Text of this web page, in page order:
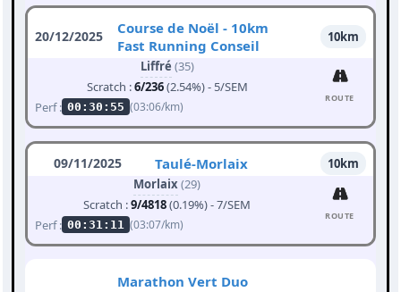
20/12/2025
Course de Noël - 10km
Fast Running Conseil
10km
Liffré (35)
Scratch :6/236(2.54%) - 5/SEM
Perf : 00:30:55 (03:06/km)
ROUTE
09/11/2025 Taulé-Morlaix
10km
Morlaix(29)
Scratch :9/4818(0.19%) - 7/SEM
Perf : 00:31:11 (03:07/km)
ROUTE
Marathon Vert Duo